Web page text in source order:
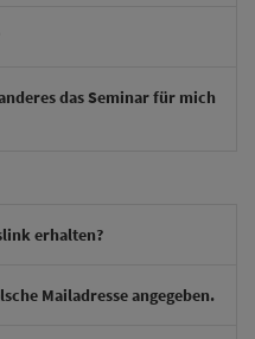
das Seminar für mich
erhalten?
Mailadresse angegeben.